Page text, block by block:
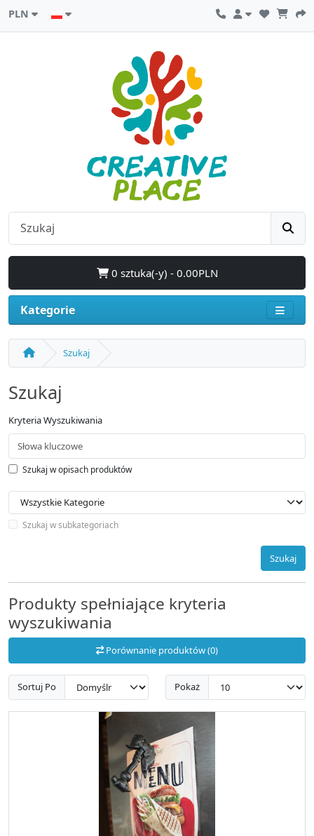
PLN
0 sztuka(-y) - 0.00PLN
Kategorie
Szukaj
Szukaj
Kryteria Wyszukiwania
Szukaj w opisach produktów
Szukaj w subkategoriach
Szukaj
Produkty spełniające kryteria
wyszukiwania
Porównanie produktów (0)
Sortuj Po Pokaż